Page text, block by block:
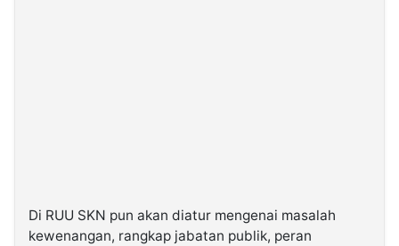
Di RUU SKN pun akan diatur mengenai masalah
kewenangan, rangkap jabatan publik, peran